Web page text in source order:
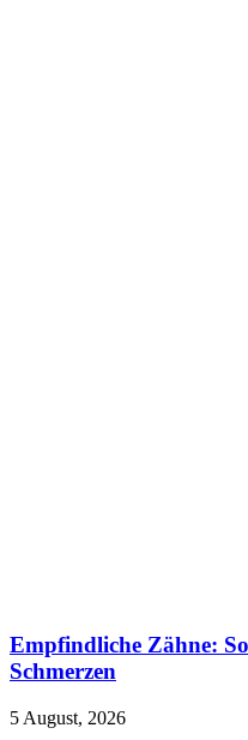
Empfindliche Zähne:
Schmerzen
5 August, 2026